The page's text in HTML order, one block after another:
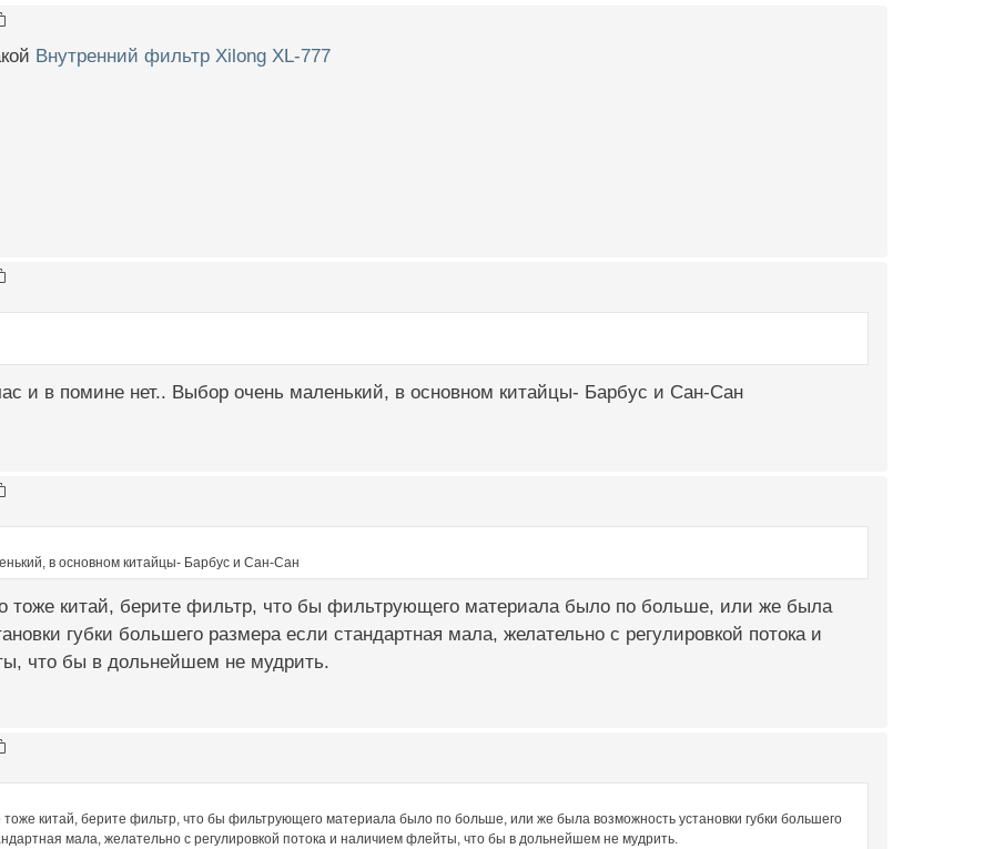
Внутренний фильтр Xilong XL-777
и в помине нет.. Выбор очень маленький, в основном китайцы- Барбус и Сан-Сан
в основном китайцы- Барбус и Сан-Сан
тоже китай, берите фильтр, что бы фильтрующего материала было по больше, или же была
губки большего размера если стандартная мала, желательно с регулировкой потока и
что бы в дольнейшем не мудрить.
тоже китай, берите фильтр, что бы фильтрующего материала было по больше, или же была возможность установки губки большего
мала, желательно с регулировкой потока и наличием флейты, что бы в дольнейшем не мудрить.